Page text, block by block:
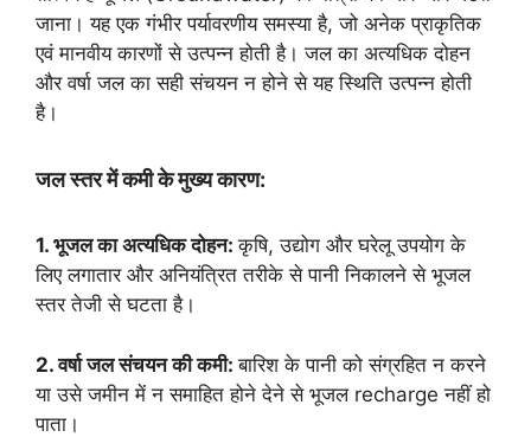
जाना। यह एक गंभीर पर्यावरणीय समस्या है, जो अनेक प्राकृतिक
एवं मानवीय कारणों से उत्पन्न होती है। जल का अत्यधिक दोहन
और वर्षा जल का सही संचयन न होने से यह स्थिति उत्पन्न होती
है।
जल स्तर में कमी के मुख्य कारण:
1. भूजल का अत्यधिक दोहन:कृषि, उद्योग और घरेलू उपयोग के
लिए लगातार और अनियंत्रित तरीके से पानी निकालने से भूजल
स्तर तेजी से घटता है।
2. वर्षा जल संचयन की कमी:बारिश के पानी को संग्रहित न करने
या उसे जमीन में न समाहित होने देने से भूजल recharge नहीं हो
पाता।